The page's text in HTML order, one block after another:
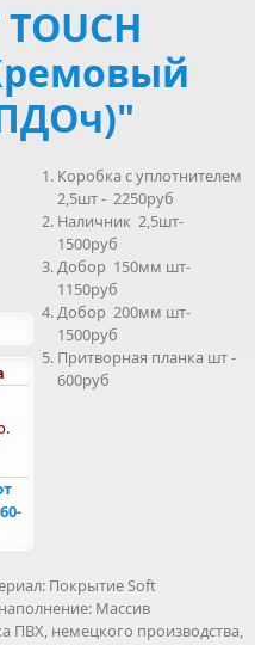
Коробка с уплотнителем
2,5шт - 2250руб
Наличник 2,5шт-
1500руб
Добор 150мм шт-
1150руб
Добор 200мм шт-
1500руб
Притворная планка шт -
600руб
Покрытие Soft
Массив
немецкого производства,